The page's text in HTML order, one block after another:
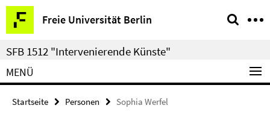
Springe
direkt
zu
Inhalt
Freie Universität Berlin
Service-
Navigation
SFB 1512 "Intervenierende Künste"
MENÜ
Startseite Personen Sophia Werfel